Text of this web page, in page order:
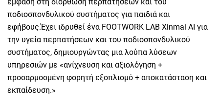
έμφαση στη διόρθωση περπατήσεων και του
ποδιοσπονδυλικού συστήματος για παιδιά και
εφήβους.Έχει ιδρυθεί ένα FOOTWORK LAB Xinmai AI για
την υγεία περπατήσεων και του ποδιοσπονδυλικού
συστήματος, δημιουργώντας μια λούπα λύσεων
υπηρεσιών με «ανίχνευση και αξιολόγηση +
προσαρμοσμένη φορητή εξοπλισμό + αποκατάσταση και
εκπαίδευση.»